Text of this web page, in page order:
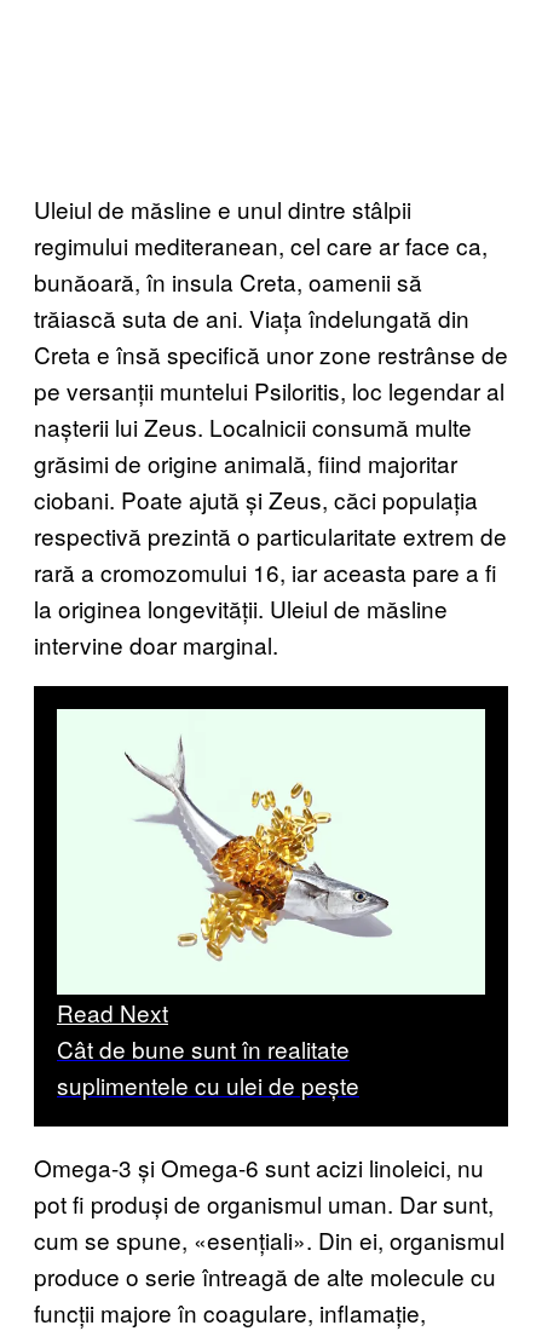
Uleiul de măsline e unul dintre stâlpii
regimului mediteranean, cel care ar face ca,
bunăoară, în insula Creta, oamenii să
trăiască suta de ani. Viața îndelungată din
Creta e însă specifică unor zone restrânse de
pe versanții muntelui Psiloritis, loc legendar al
nașterii lui Zeus. Localnicii consumă multe
grăsimi de origine animală, fiind majoritar
ciobani. Poate ajută și Zeus, căci populația
respectivă prezintă o particularitate extrem de
rară a cromozomului 16, iar aceasta pare a fi
la originea longevității. Uleiul de măsline
intervine doar marginal.
Read Next
Cât de bune sunt în realitate
suplimentele cu ulei de pește
Omega-3 și Omega-6 sunt acizi linoleici, nu
pot fi produși de organismul uman. Dar sunt,
cum se spune, «esențiali». Din ei, organismul
produce o serie întreagă de alte molecule cu
funcții majore în coagulare, inflamație,